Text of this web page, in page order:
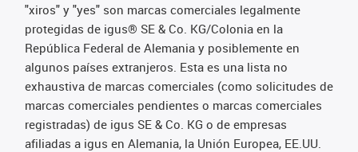
"xiros" y "yes" son marcas comerciales legalmente
protegidas de igus® SE & Co. KG/Colonia en la
República Federal de Alemania y posiblemente en
algunos países extranjeros. Esta es una lista no
exhaustiva de marcas comerciales (como solicitudes de
marcas comerciales pendientes o marcas comerciales
registradas) de igus SE & Co. KG o de empresas
afiliadas a igus en Alemania, la Unión Europea, EE.UU.